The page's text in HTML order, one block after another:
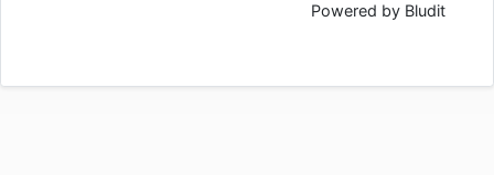
Powered by Bludit